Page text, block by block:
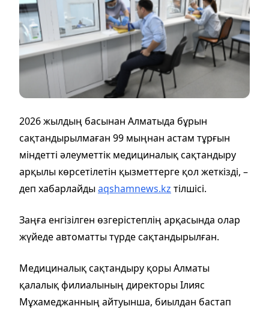
2026 жылдың басынан Алматыда бұрын
сақтандырылмаған 99 мыңнан астам тұрғын
міндетті әлеуметтік медициналық сақтандыру
арқылы көрсетілетін қызметтерге қол жеткізді, –
деп хабарлайдыaqshamnews.kz тілшісі.
Заңға енгізілген өзгерістеплің арқасында олар
жүйеде автоматты түрде сақтандырылған.
Медициналық сақтандыру қоры Алматы
қалалық филиалының директоры Ілияс
Мұхамеджанның айтуынша, биылдан бастап